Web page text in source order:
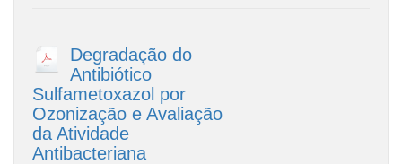
Degradação do
Antibiótico
Sulfametoxazol por
Ozonização e Avaliação
da Atividade
Antibacteriana